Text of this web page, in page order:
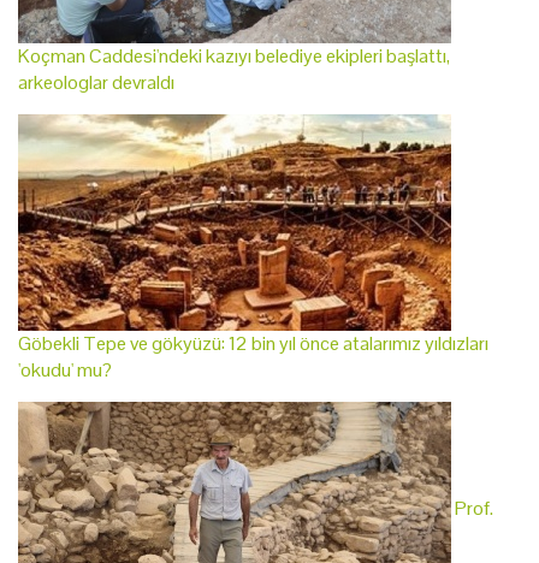
Koçman Caddesi'ndeki kazıyı belediye ekipleri başlattı,
arkeologlar devraldı
Göbekli Tepe ve gökyüzü: 12 bin yıl önce atalarımız yıldızları
'okudu' mu?
Prof.